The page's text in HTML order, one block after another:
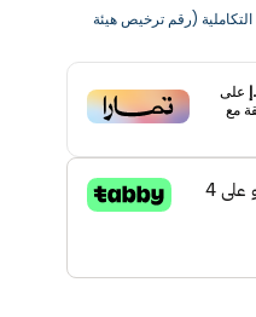
التكاملية (رقم ترخيص هيئة
على
مع